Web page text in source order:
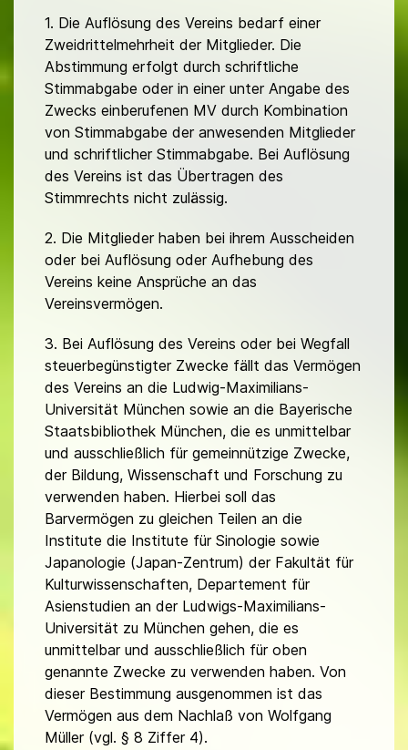
1. Die Auflösung des Vereins bedarf einer
Zweidrittelmehrheit der Mitglieder. Die
Abstimmung erfolgt durch schriftliche
Stimmabgabe oder in einer unter Angabe des
Zwecks einberufenen MV durch Kombination
von Stimmabgabe der anwesenden Mitglieder
und schriftlicher Stimmabgabe. Bei Auflösung
des Vereins ist das Übertragen des
Stimmrechts nicht zulässig.
2. Die Mitglieder haben bei ihrem Ausscheiden
oder bei Auflösung oder Aufhebung des
Vereins keine Ansprüche an das
Vereinsvermögen.
3. Bei Auflösung des Vereins oder bei Wegfall
steuerbegünstigter Zwecke fällt das Vermögen
des Vereins an die Ludwig-Maximilians-
Universität München sowie an die Bayerische
Staatsbibliothek München, die es unmittelbar
und ausschließlich für gemeinnützige Zwecke,
der Bildung, Wissenschaft und Forschung zu
verwenden haben. Hierbei soll das
Barvermögen zu gleichen Teilen an die
Institute die Institute für Sinologie sowie
Japanologie (Japan-Zentrum) der Fakultät für
Kulturwissenschaften, Departement für
Asienstudien an der Ludwigs-Maximilians-
Universität zu München gehen, die es
unmittelbar und ausschließlich für oben
genannte Zwecke zu verwenden haben. Von
dieser Bestimmung ausgenommen ist das
Vermögen aus dem Nachlaß von Wolfgang
Müller (vgl. § 8 Ziffer 4).